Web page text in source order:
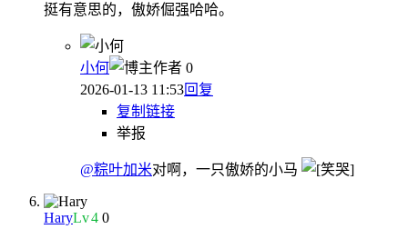
挺有意思的，傲娇倔强哈哈。
小何 作者 0
2026-01-13 11:53回复
复制链接
举报
@粽叶加米对啊，一只傲娇的小马
HaryLv4 0